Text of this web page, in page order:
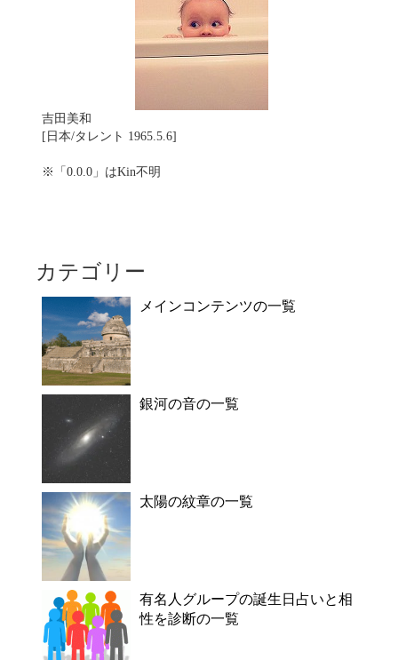
吉田美和
[日本/タレント 1965.5.6]
※「0.0.0」はKin不明
カテゴリー
メインコンテンツの一覧
銀河の音の一覧
太陽の紋章の一覧
有名人グループの誕生日占いと相
性を診断の一覧